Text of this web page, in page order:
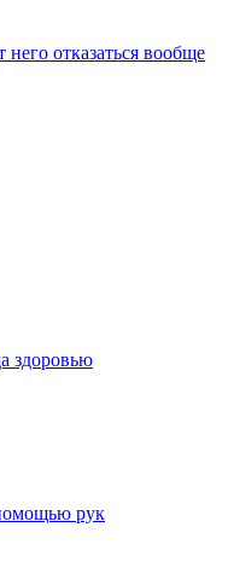
отказаться вообще
здоровью
рук